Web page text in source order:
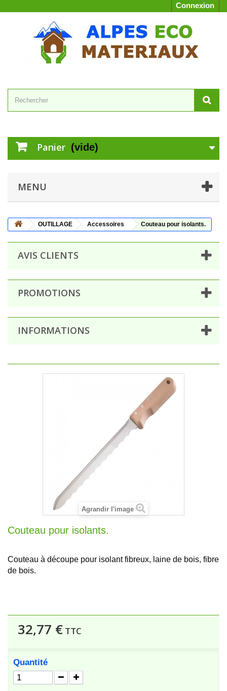
Connexion
Panier (vide)
MENU
OUTILLAGE Accessoires Couteau pour isolants.
AVIS CLIENTS
PROMOTIONS
INFORMATIONS
Agrandir l'image
Couteau pour isolants.
Couteau à découpe pour isolant fibreux, laine de bois, fibre
de bois.
32,77 € TTC
Quantité